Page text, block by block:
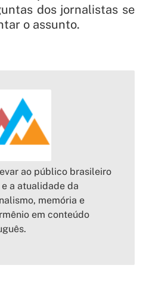
dos jornalistas se
o assunto.
ao público brasileiro
a atualidade da
memória e
em conteúdo